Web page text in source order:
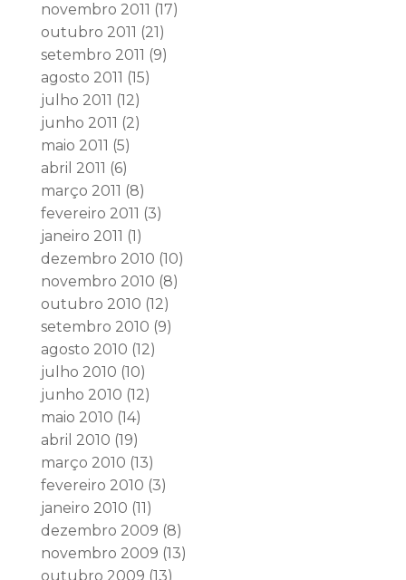
novembro 2011 (17)
outubro 2011 (21)
setembro 2011 (9)
agosto 2011 (15)
julho 2011 (12)
junho 2011 (2)
maio 2011 (5)
abril 2011 (6)
março 2011 (8)
fevereiro 2011 (3)
janeiro 2011 (1)
dezembro 2010 (10)
novembro 2010 (8)
outubro 2010 (12)
setembro 2010 (9)
agosto 2010 (12)
julho 2010 (10)
junho 2010 (12)
maio 2010 (14)
abril 2010 (19)
março 2010 (13)
fevereiro 2010 (3)
janeiro 2010 (11)
dezembro 2009 (8)
novembro 2009 (13)
outubro 2009 (13)